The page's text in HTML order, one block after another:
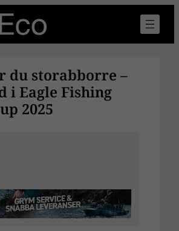
du storabborre –
i Eagle Fishing
2025